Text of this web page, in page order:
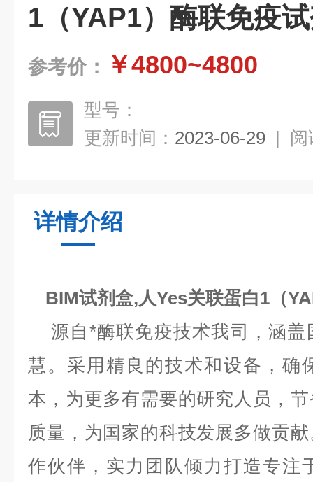
1（YAP1）酶联免疫
参考价： ￥4800~4800
型号：
更新时间： 2023-06-29 | 阅
详情介绍
BIM试剂盒,人Yes关联蛋白1（
源自*酶联免疫技术我司，涵盖
慧。采用精良的技术和设备，确
本，为更多有需要的研究人员，
质量，为国家的科技发展多做贡
作伙伴，实力团队倾力打造专注